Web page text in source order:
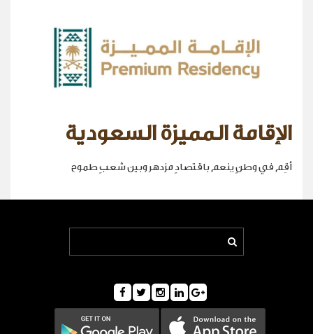
الإقامة المميزة السعودية
أقِم في وطنٍ ينعم باقتصادٍ مزدهر وبين شعبٍ طموح